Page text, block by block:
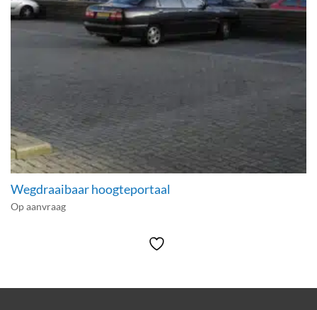
Wegdraaibaar hoogteportaal
Op aanvraag